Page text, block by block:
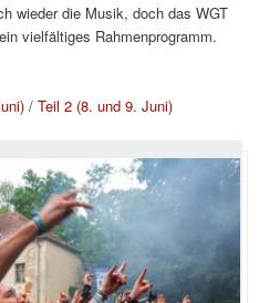
wieder die Musik, doch das WGT
vielfältiges Rahmenprogramm.
/Teil 2 (8. und 9. Juni)